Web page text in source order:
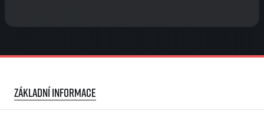
Základní informace